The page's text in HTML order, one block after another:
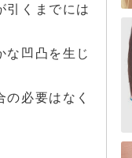
引くまでには
な凹凸を生じ
必要はなく